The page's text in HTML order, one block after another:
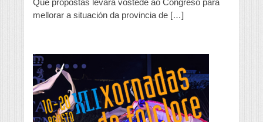
Que propostas levará vostede ao Congreso para
mellorar a situación da provincia de […]